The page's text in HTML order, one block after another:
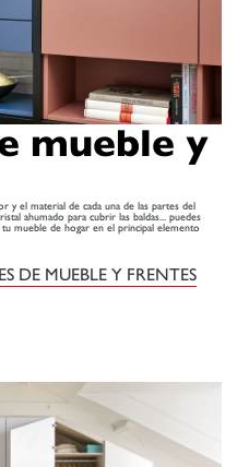
mueble y
y el material de cada una de las partes del
ahumado para cubrir las baldas... puedes
mueble de hogar en el principal elemento
DE MUEBLE Y FRENTES